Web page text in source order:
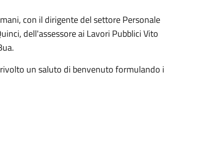
con il dirigente del settore Personale
dell'assessore ai Lavori Pubblici Vito
un saluto di benvenuto formulando i